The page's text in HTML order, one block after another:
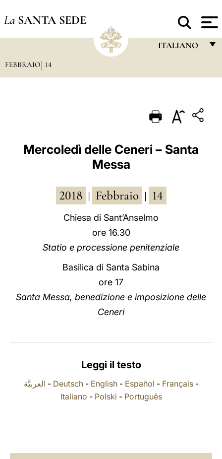
La SANTA SEDE
ITALIANO
PORTUGUÊS
ESPAÑOL
العربيّة
中文
FEBBRAIO 14
Mercoledì delle Ceneri – Santa
Messa
2018 Febbraio 14
Chiesa di Sant’Anselmo
ore 16.30
Statio e processione penitenziale
Basilica di Santa Sabina
ore 17
Santa Messa, benedizione e imposizione delle
Ceneri
Leggi il testo
العربيَّة - Deutsch- English- Español - Français-
Italiano - Polski - Português